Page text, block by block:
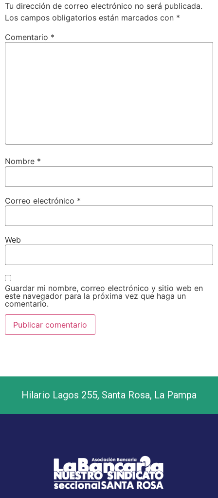
Tu dirección de correo electrónico no será publicada.
Los campos obligatorios están marcados con *
Comentario *
Nombre *
Correo electrónico *
Web
Guardar mi nombre, correo electrónico y sitio web en
este navegador para la próxima vez que haga un
comentario.
Hilario Lagos 255, Santa Rosa, La Pampa